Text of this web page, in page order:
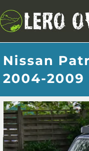
Inhalt
springen
Nissan
2004-2009